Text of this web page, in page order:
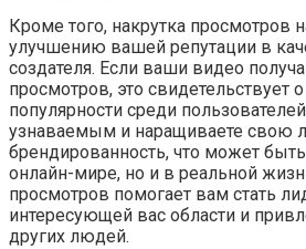
Кроме того, накрутка просмотров
улучшению вашей репутации в
создателя. Если ваши видео
просмотров, это свидетельствует
популярности среди
узнаваемым и наращиваете свою
брендированность, что может
онлайн-мире, но и в реальной
просмотров помогает вам стать
интересующей вас области и
других людей.